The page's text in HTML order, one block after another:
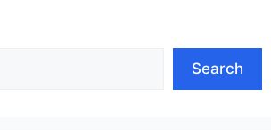
Search